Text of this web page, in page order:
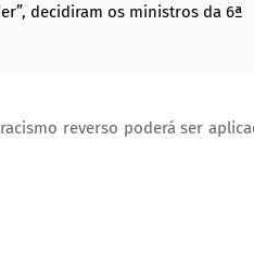
decidiram os ministros da 6ª
reverso poderá ser